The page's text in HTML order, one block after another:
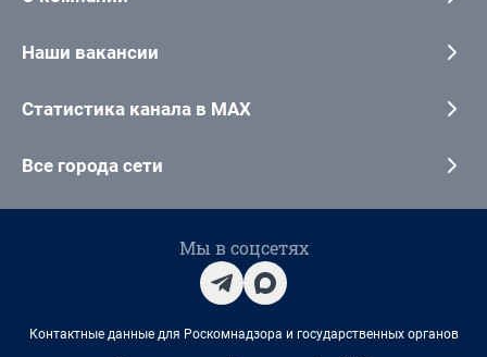
Наши вакансии
Статистика канала в MAX
Все города сети
Мы в соцсетях
Контактные данные для Роскомнадзора и государственных органов